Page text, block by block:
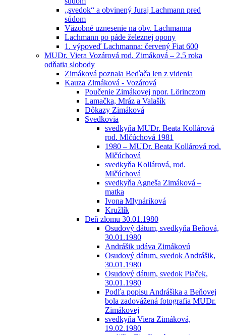
„svedok“ a obvinený Juraj Lachmann pred
súdom
Väzobné uznesenie na obv. Lachmanna
Lachmann po páde železnej opony
1. výpoveď Lachmanna: červený Fiat 600
MUDr. Viera Vozárová rod. Zimáková – 2,5 roka
odňatia slobody
Zimáková poznala Beďača len z videnia
Kauza Zimáková - Vozárová
Poučenie Zimákovej npor. Lörinczom
Lamačka, Mráz a Valašík
Dôkazy Zimáková
Svedkovia
svedkyňa MUDr. Beata Kollárová
rod. Mlčúchová 1981
1980 – MUDr. Beata Kollárová rod.
Mlčúchová
svedkyňa Kollárová, rod.
Mlčúchová
svedkyňa Agneša Zimáková –
matka
Ivona Mlynáriková
Kružlík
Deň zlomu 30.01.1980
Osudový dátum, svedkyňa Beňová,
30.01.1980
Andrášik udáva Zimákovú
Osudový dátum, svedok Andrášik,
30.01.1980
Osudový dátum, svedok Piaček,
30.01.1980
Podľa popisu Andrášika a Beňovej
bola zadovážená fotografia MUDr.
Zimákovej
svedkyňa Viera Zimáková,
19.02.1980